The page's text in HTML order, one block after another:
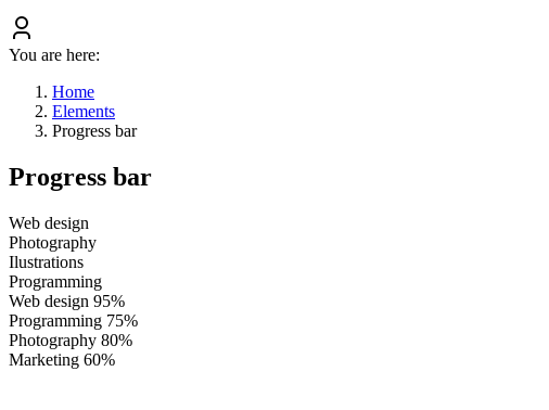
You are here:
Home
Elements
Progress bar
Progress bar
Web design
Photography
Ilustrations
Programming
Web design 95%
Programming 75%
Photography 80%
Marketing 60%